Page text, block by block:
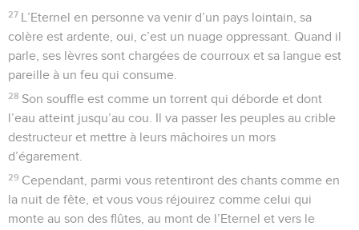
27 L’Eternel en personne va venir d’un pays lointain, sa
colère est ardente, oui, c’est un nuage oppressant. Quand il
parle, ses lèvres sont chargées de courroux et sa langue est
pareille à un feu qui consume.
28 Son souffle est comme un torrent qui déborde et dont
l’eau atteint jusqu’au cou. Il va passer les peuples au crible
destructeur et mettre à leurs mâchoires un mors
d’égarement.
29 Cependant, parmi vous retentiront des chants comme en
la nuit de fête, et vous vous réjouirez comme celui qui
monte au son des flûtes, au mont de l’Eternel et vers le